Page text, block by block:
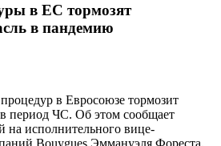
в ЕС тормозят
в пандемию
в Евросоюзе тормозит
в период ЧС. Об этом сообщает
на исполнительного вице-